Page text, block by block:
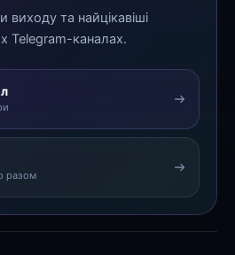
та найцікавіші
Telegram-каналах.
разом